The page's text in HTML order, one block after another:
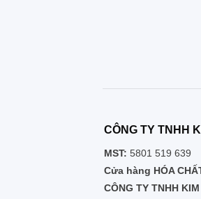
CÔNG TY TNHH
MST: 5801 519 639
Cửa hàng HÓA
CÔNG TY TNHH